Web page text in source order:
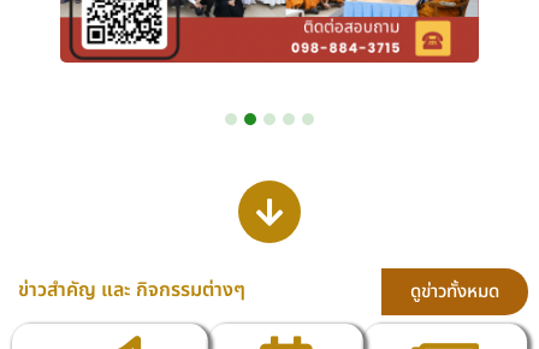
ข่าวสำคัญ และ กิจกรรมต่างๆ ดูข่าวทั้งหมด